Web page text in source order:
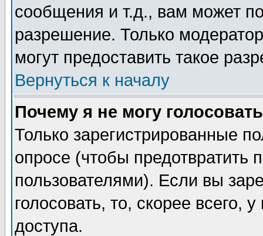
сообщения и т.д., вам может
разрешение. Только
могут предоставить такое
Вернуться к началу
Почему я не могу
Только зарегистрированные
опросе (чтобы предотвратить
пользователями). Если вы
голосовать, то, скорее всего,
доступа.